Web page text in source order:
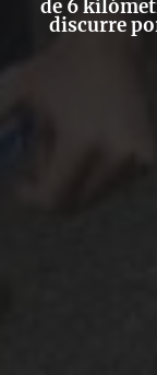
de 6
discurre